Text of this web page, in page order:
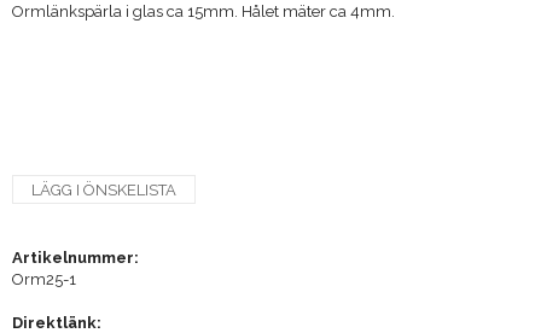
Ormlänkspärla i glas ca 15mm. Hålet mäter ca 4mm.
LÄGG I ÖNSKELISTA
Artikelnummer:
Orm25-1
Direktlänk: